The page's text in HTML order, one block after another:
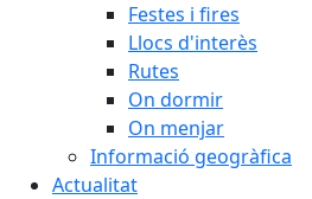
Festes i fires
Llocs d'interès
Rutes
On dormir
On menjar
Informació geogràfica
Actualitat